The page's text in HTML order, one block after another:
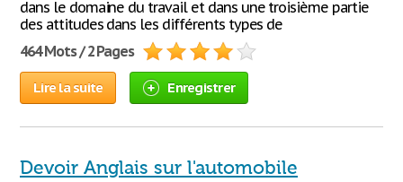
dans le domaine du travail et dans une troisième partie
des attitudes dans les différents types de
464 Mots / 2 Pages
Lire la suite Enregistrer
Devoir Anglais sur l'automobile